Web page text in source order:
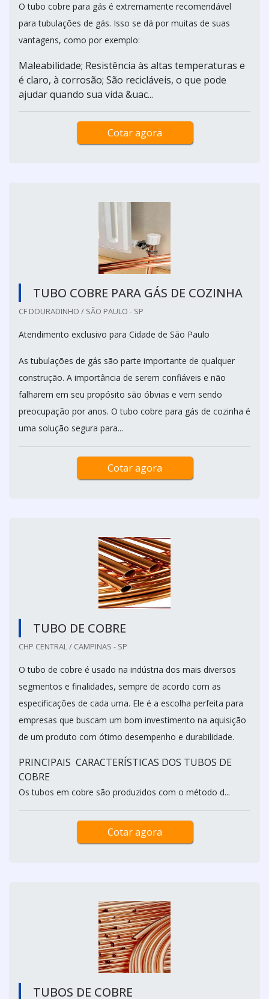
O tubo cobre para gás é extremamente recomendável
para tubulações de gás. Isso se dá por muitas de suas
vantagens, como por exemplo:
Maleabilidade; Resistência às altas temperaturas e
é claro, à corrosão; São recicláveis, o que pode
ajudar quando sua vida &uac...
Cotar agora
TUBO COBRE PARA GÁS DE COZINHA
CF DOURADINHO / SÃO PAULO - SP
Atendimento exclusivo para Cidade de São Paulo
As tubulações de gás são parte importante de qualquer
construção. A importância de serem confiáveis e não
falharem em seu propósito são óbvias e vem sendo
preocupação por anos. O tubo cobre para gás de cozinha é
uma solução segura para...
Cotar agora
TUBO DE COBRE
CHP CENTRAL / CAMPINAS - SP
O tubo de cobre é usado na indústria dos mais diversos
segmentos e finalidades, sempre de acordo com as
especificações de cada uma. Ele é a escolha perfeita para
empresas que buscam um bom investimento na aquisição
de um produto com ótimo desempenho e durabilidade.
PRINCIPAIS CARACTERÍSTICAS DOS TUBOS DE
COBRE
Os tubos em cobre são produzidos com o método d...
Cotar agora
TUBOS DE COBRE